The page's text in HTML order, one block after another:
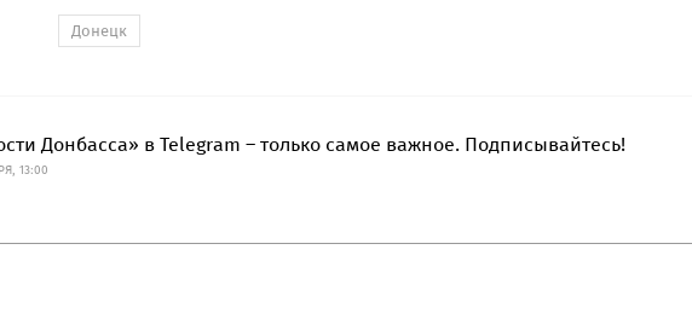
Донецк
Донбасса» в Telegram – только самое важное. Подписывайтесь!
13:00